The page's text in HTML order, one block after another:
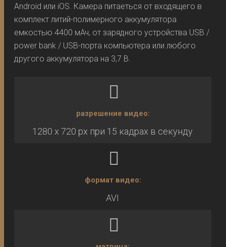
Android или iOS. Камера питаеться от входящего в
комплект литий-полимерного аккумулятора
емкостью 4400 мАч, от зарядного устройства USB /
power bank / USB-порта компьютера или любого
другого аккумулятора на 3,7 В.
разрешение видео:
1280 x 720 px при 15 кадрах в секунду
формат видео:
AVI